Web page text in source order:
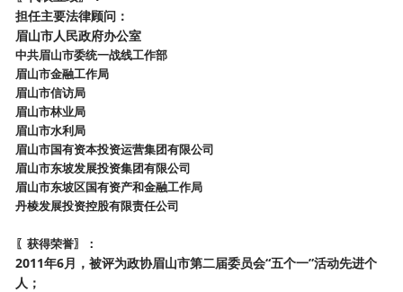
担任主要法律顾问：
眉山市人民政府办公室
中共眉山市委统一战线工作部
眉山市金融工作局
眉山市信访局
眉山市林业局
眉山市水利局
眉山市国有资本投资运营集团有限公司
眉山市东坡发展投资集团有限公司
眉山市东坡区国有资产和金融工作局
丹棱发展投资控股有限责任公司
〖获得荣誉〗 ：
2011年6月，被评为政协眉山市第二届委员会“五个一”活动先进个
人；